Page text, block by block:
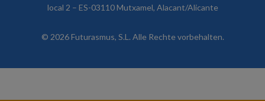
local 2 – ES-03110 Mutxamel, Alacant/Alicante
© 2026 Futurasmus, S.L. Alle Rechte vorbehalten.